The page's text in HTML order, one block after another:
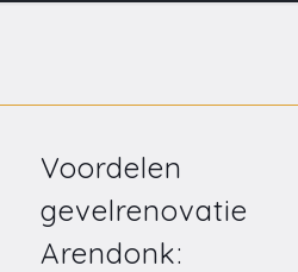
Voordelen
gevelrenovatie
Arendonk: